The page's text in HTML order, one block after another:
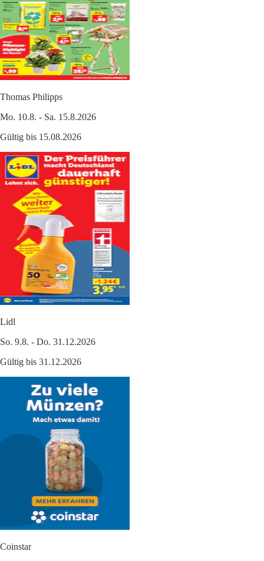
Thomas Philipps
Mo. 10.8. - Sa. 15.8.2026
Gültig bis 15.08.2026
Lidl
So. 9.8. - Do. 31.12.2026
Gültig bis 31.12.2026
Coinstar